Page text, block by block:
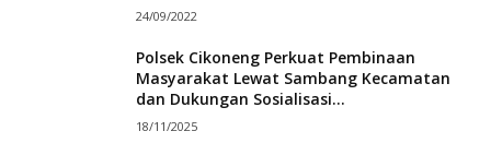
24/09/2022
Polsek Cikoneng Perkuat Pembinaan
Masyarakat Lewat Sambang Kecamatan
dan Dukungan Sosialisasi...
18/11/2025